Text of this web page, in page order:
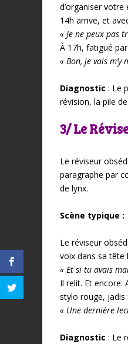
d’organiser votre
14h arrive, et
« Je ne peux pas
À 17h, fatigué
« Bon, je vais
Diagnostic : Le
révision, la pile
3/ Le
Le réviseur
paragraphe par
de lynx.
Scène typique :
Le réviseur
voix dans sa tête
« Et si tu avais
Il relit. Et encore.
stylo rouge, jadis
« Une dernière
Diagnostic : Le